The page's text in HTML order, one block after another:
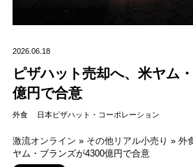
2026.06.18
ピザハット売却へ、米ヤム
億円で合意
外食 日本ピザハット・コーポレーション
激流オンライン » その他リアル小売り » 外
ヤム・ブランズが4300億円で合意